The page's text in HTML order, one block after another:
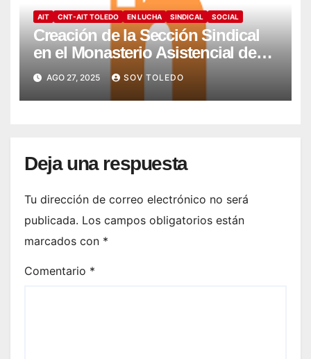
AIT CNT-AIT TOLEDO EN LUCHA SINDICAL SOCIAL
Creación de la Sección Sindical
en el Monasterio Asistencial de
Montesión – Fundación Summa
Humanitate
AGO 27, 2025 SOV TOLEDO
Deja una respuesta
Tu dirección de correo electrónico no será
publicada. Los campos obligatorios están
marcados con *
Comentario *